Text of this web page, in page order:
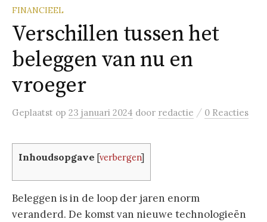
FINANCIEEL
Verschillen tussen het
beleggen van nu en
vroeger
Geplaatst op 23 januari 2024 door redactie / 0 Reacties
Inhoudsopgave [verbergen]
Beleggen is in de loop der jaren enorm
veranderd. De komst van nieuwe technologieën